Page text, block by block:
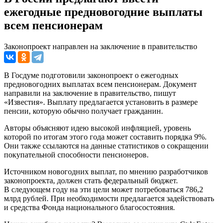
ежегодные предновогодние выплаты
всем пенсионерам
Законопроект направлен на заключение в правительство
В Госдуме подготовили законопроект о ежегодных
предновогодних выплатах всем пенсионерам. Документ
направили на заключение в правительство, пишут
«Известия». Выплату предлагается установить в размере
пенсии, которую обычно получает гражданин.
Авторы объясняют идею высокой инфляцией, уровень
которой по итогам этого года может составить порядка 9%.
Они также ссылаются на данные статистиков о сокращении
покупательной способности пенсионеров.
Источником новогодних выплат, по мнению разработчиков
законопроекта, должен стать федеральный бюджет.
В следующем году на эти цели может потребоваться 786,2
млрд рублей. При необходимости предлагается задействовать
и средства Фонда национального благосостояния.